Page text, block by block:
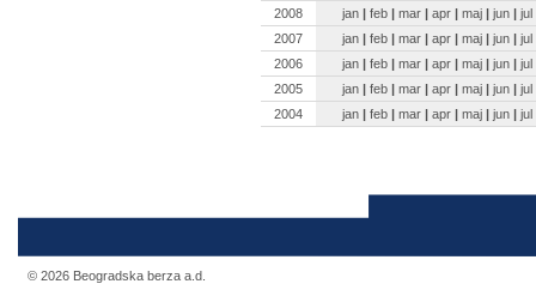
2008
jan | feb | mar | apr | maj | jun | jul
2007
jan | feb | mar | apr | maj | jun | jul
2006
jan | feb | mar | apr | maj | jun | jul
2005
jan | feb | mar | apr | maj | jun | jul
2004
jan | feb | mar | apr | maj | jun | jul
© 2026 Beogradska berza a.d.